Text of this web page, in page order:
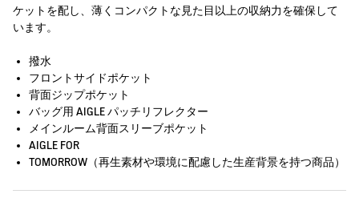
ケットを配し、薄くコンパクトな見た目以上の収納力を確保して
います。
撥水
フロントサイドポケット
背面ジップポケット
バッグ用 AIGLE パッチリフレクター
メインルーム背面スリーブポケット
AIGLE FOR
TOMORROW（再生素材や環境に配慮した生産背景を持つ商品）